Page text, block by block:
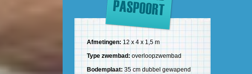
Afmetingen:12 x 4 x 1,5 m
Type zwembad:overloopzwembad
Bodemplaat: 35 cm dubbel gewapend